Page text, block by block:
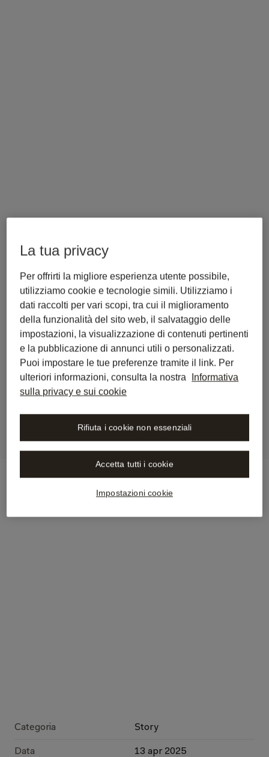
Torna alla Sala Stampa
Scrittura Legale, Diritto
Internazionale e AI: Una
Conversazione con Peter
Schüller, LL.M., Director
Legal presso BIOTRONIK
Categoria Story
Data 13 apr 2025
La tua privacy
Per offrirti la migliore esperienza utente possibile,
utilizziamo cookie e tecnologie simili. Utilizziamo i
dati raccolti per vari scopi, tra cui il miglioramento
della funzionalità del sito web, il salvataggio delle
impostazioni, la visualizzazione di contenuti pertinenti
e la pubblicazione di annunci utili o personalizzati.
Puoi impostare le tue preferenze tramite il link. Per
ulteriori informazioni, consulta la nostra
Informativa
sulla privacy e sui cookie
Impostazioni cookie
Rifiuta i cookie non essenziali
Accetta tutti i cookie